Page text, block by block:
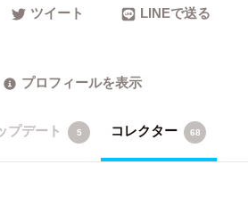
ツイート LINEで送る
プロフィールを表示
プデート 5 コレクター 68